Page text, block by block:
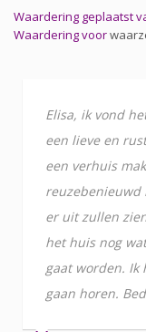
Waardering geplaatst
Waardering voor
Elisa, ik vond
een lieve en
een verhuis
reuzebenieuwd
er uit zullen
het huis nog
gaat worden.
gaan horen.